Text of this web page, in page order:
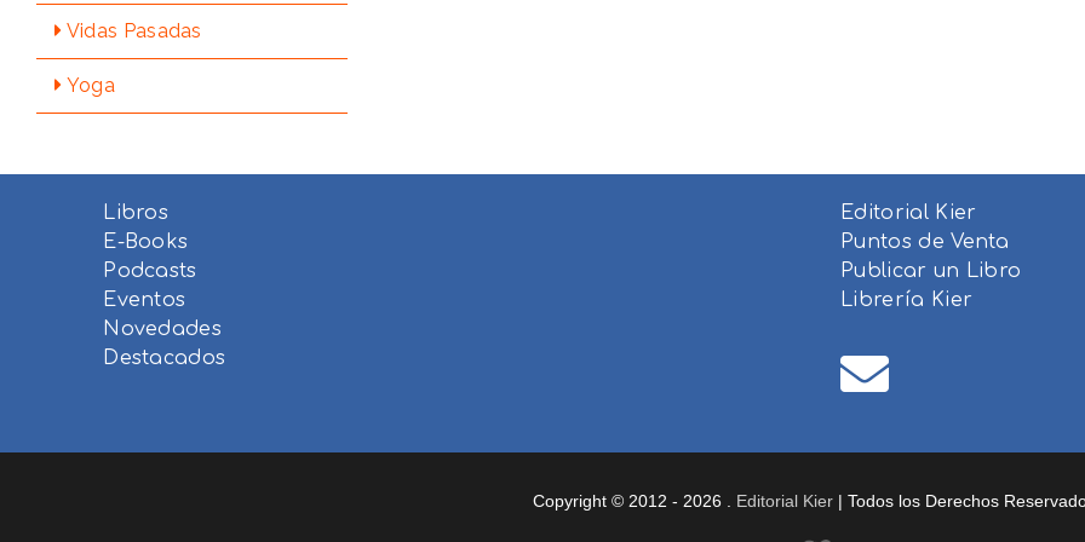
Vidas Pasadas
Yoga
Libros
E-Books
Podcasts
Eventos
Novedades
Destacados
Editorial Kier
Puntos de Venta
Publicar un Libro
Librería Kier
Copyright © 2012 - 2026 . Editorial Kier| Todos los Derechos